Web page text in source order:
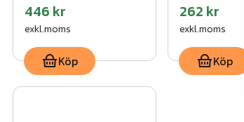
446 kr
exkl.moms
Köp
262 kr
exkl.moms
Köp